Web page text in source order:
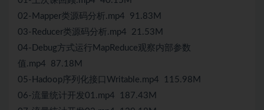
02-Mapper类源码分析.mp4 91.83M
03-Reducer类源码分析.mp4 21.53M
04-Debug方式运行MapReduce观察内部参数
值.mp4 87.18M
05-Hadoop序列化接口Writable.mp4 115.98M
06-流量统计开发01.mp4 187.43M